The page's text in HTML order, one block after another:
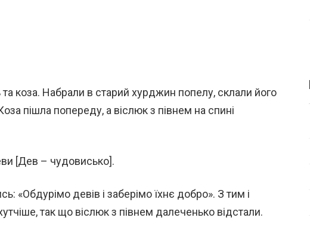
коза. Набрали в старий хурджин попелу, склали його
пішла попереду, а віслюк з півнем на спині
[Дев – чудовисько].
«Обдурімо девів і заберімо їхнє добро». З тим і
так що віслюк з півнем далеченько відстали.